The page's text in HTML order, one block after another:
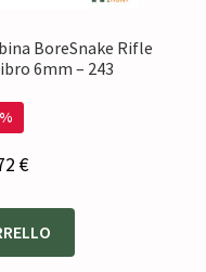
BoreSnake Rifle
6mm – 243
€Il
attuale
è: